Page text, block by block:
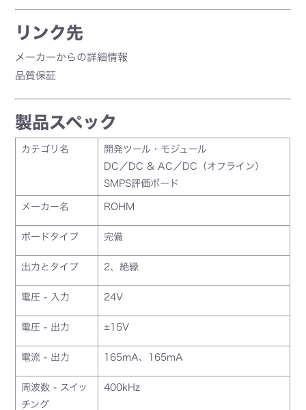
リンク先
メーカーからの詳細情報
品質保証
製品スペック
カテゴリ名
開発ツール・モジュール
DC／DC & AC／DC（オフライン）
SMPS評価ボード
メーカー名 ROHM
ボードタイプ 完備
出力とタイプ 2、絶縁
電圧 - 入力 24V
電圧 - 出力 ±15V
電流 - 出力 165mA、165mA
周波数 - スイッ
チング
400kHz